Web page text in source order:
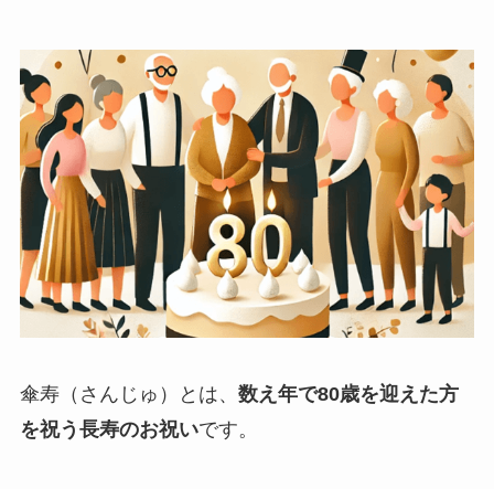
ベネチアンメッセージ
クリスタルメッセージ
ことば
オルゴール
純金
ベーシック
傘寿（さんじゅ）とは、 数え年で80歳を迎えた方
を祝う長寿のお祝いです。